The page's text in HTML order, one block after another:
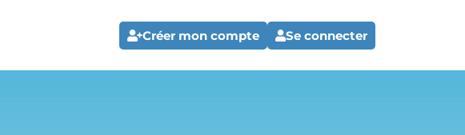
Créer mon compte Se connecter